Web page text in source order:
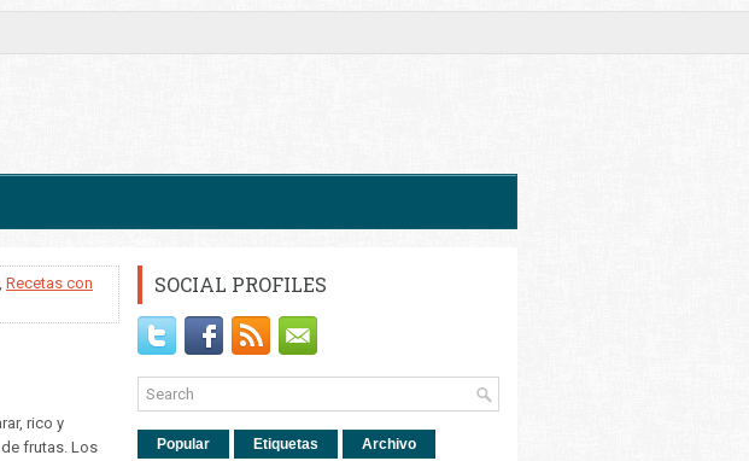
, Recetas con
rico y
frutas. Los
SOCIAL PROFILES
Popular Etiquetas Archivo